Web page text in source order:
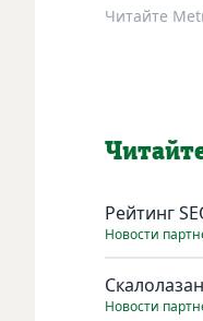
Читайте
Рейтинг
Новости
Новости